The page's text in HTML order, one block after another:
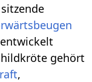
gehört
,